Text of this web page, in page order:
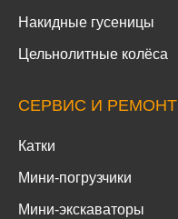
Накидные гусеницы
Цельнолитные колёса
СЕРВИС И РЕМОНТ
Катки
Мини-погрузчики
Мини-экскаваторы